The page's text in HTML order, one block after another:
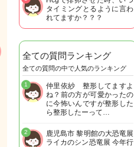
タイミングとるように言わ
れてますか？？？
全ての質問ランキング
全ての質問の中で人気のランキング
仲里依紗 整形してますよ
ね？前の方が可愛かったの
に今怖いんですが整形した
ら整形したーって…
1
鹿児島市 黎明館の大恐竜展
ライカのシン恐竜展 今年行
2